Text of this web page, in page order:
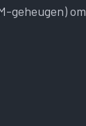
geheugen)